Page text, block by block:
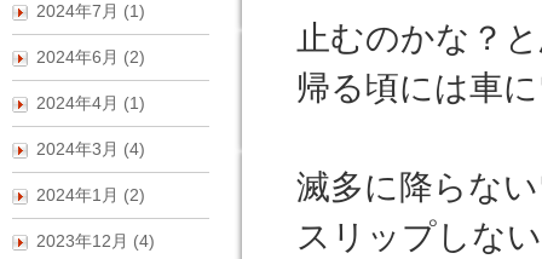
止むのかな？
帰る頃には車
滅多に降らな
スリップしな
2024年7月 (1)
2024年6月 (2)
2024年4月 (1)
2024年3月 (4)
2024年1月 (2)
2023年12月 (4)